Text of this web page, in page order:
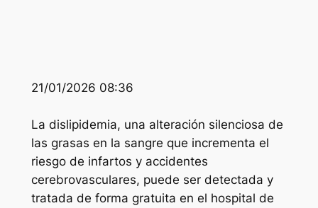
21/01/2026 08:36
La dislipidemia, una alteración silenciosa de
las grasas en la sangre que incrementa el
riesgo de infartos y accidentes
cerebrovasculares, puede ser detectada y
tratada de forma gratuita en el hospital de